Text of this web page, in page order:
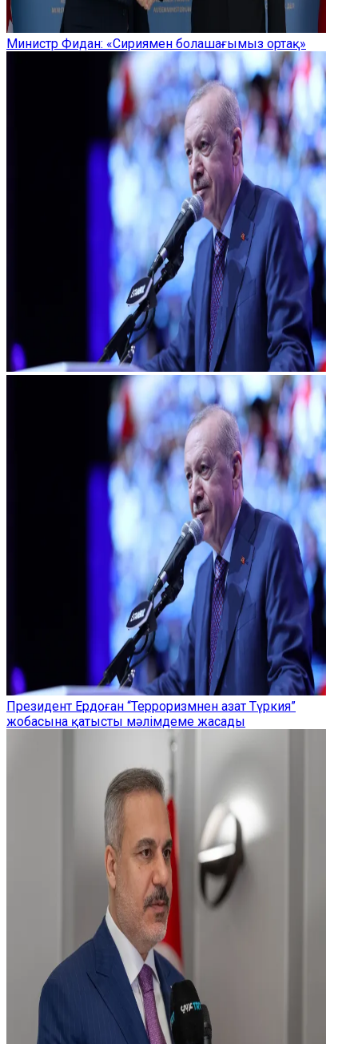
Министр Фидан: «Сириямен болашағымыз ортақ»
Президент Ердоған “Терроризмнен азат Түркия”
жобасына қатысты мәлімдеме жасады